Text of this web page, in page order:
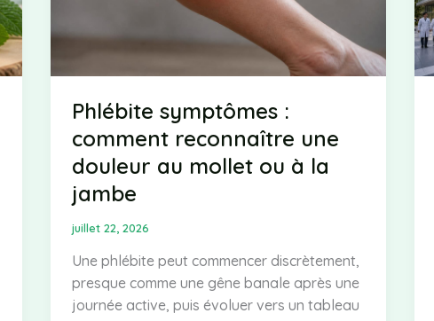
Phlébite symptômes :
comment reconnaître une
douleur au mollet ou à la
jambe
juillet 22, 2026
Une phlébite peut commencer discrètement,
presque comme une gêne banale après une
journée active, puis évoluer vers un tableau